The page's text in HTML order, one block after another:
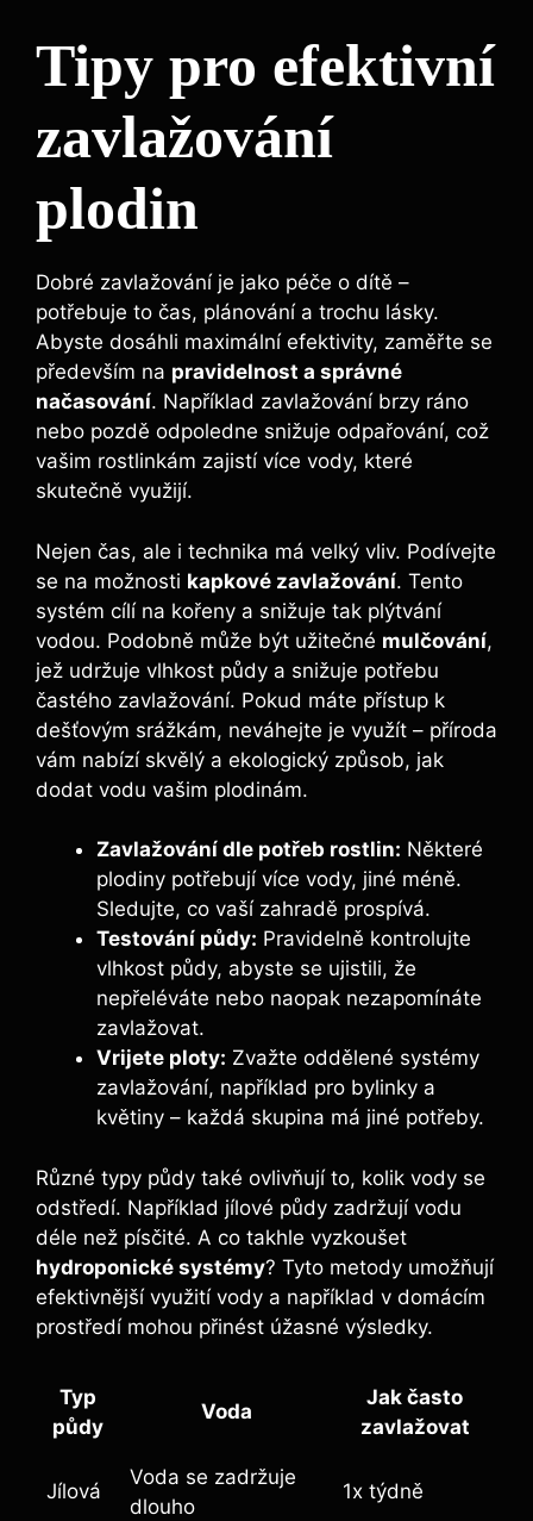
Tipy pro efektivní
zavlažování
plodin
Dobré zavlažování je jako péče o dítě –
potřebuje to čas, plánování a trochu lásky.
Abyste dosáhli maximální efektivity, zaměřte se
především na pravidelnost a správné
načasování. Například zavlažování brzy ráno
nebo pozdě odpoledne snižuje odpařování, což
vašim rostlinkám zajistí více vody, které
skutečně využijí.
Nejen čas, ale i technika má velký vliv. Podívejte
se na možnosti kapkové zavlažování. Tento
systém cílí na kořeny a snižuje tak plýtvání
vodou. Podobně může být užitečné mulčování,
jež udržuje vlhkost půdy a snižuje potřebu
častého zavlažování. Pokud máte přístup k
dešťovým srážkám, neváhejte je využít – příroda
vám nabízí skvělý a ekologický způsob, jak
dodat vodu vašim plodinám.
Zavlažování dle potřeb rostlin: Některé
plodiny potřebují více vody, jiné méně.
Sledujte, co vaší zahradě prospívá.
Testování půdy: Pravidelně kontrolujte
vlhkost půdy, abyste se ujistili, že
nepřeléváte nebo naopak nezapomínáte
zavlažovat.
Vrijete ploty: Zvažte oddělené systémy
zavlažování, například pro bylinky a
květiny – každá skupina má jiné potřeby.
Různé typy půdy také ovlivňují to, kolik vody se
odstředí. Například jílové půdy zadržují vodu
déle než písčité. A co takhle vyzkoušet
hydroponické systémy? Tyto metody umožňují
efektivnější využití vody a například v domácím
prostředí mohou přinést úžasné výsledky.
Typ
půdy
Voda
Jak často
zavlažovat
Jílová
Voda se zadržuje
dlouho
1x týdně